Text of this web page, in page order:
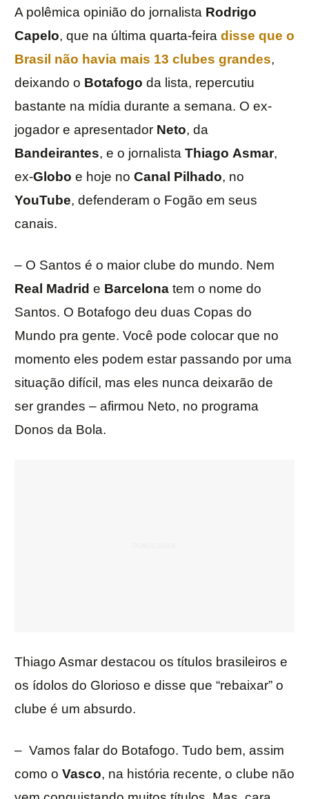
A polêmica opinião do jornalista Rodrigo
Capelo, que na última quarta-feira disse que o
Brasil não havia mais 13 clubes grandes,
deixando o Botafogo da lista, repercutiu
bastante na mídia durante a semana. O ex-
jogador e apresentador Neto, da
Bandeirantes, e o jornalista Thiago Asmar,
ex-Globo e hoje no Canal Pilhado, no
YouTube, defenderam o Fogão em seus
canais.
– O Santos é o maior clube do mundo. Nem
Real Madrid e Barcelona tem o nome do
Santos. O Botafogo deu duas Copas do
Mundo pra gente. Você pode colocar que no
momento eles podem estar passando por uma
situação difícil, mas eles nunca deixarão de
ser grandes – afirmou Neto, no programa
Donos da Bola.
Thiago Asmar destacou os títulos brasileiros e
os ídolos do Glorioso e disse que “rebaixar” o
clube é um absurdo.
– Vamos falar do Botafogo. Tudo bem, assim
como o Vasco, na história recente, o clube não